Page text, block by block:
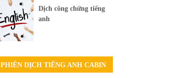
Dịch công chứng tiếng
anh
PHIÊN DỊCH TIẾNG ANH CABIN